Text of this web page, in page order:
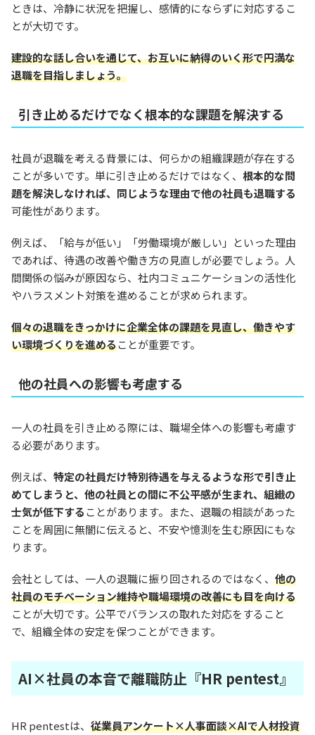
ときは、冷静に状況を把握し、感情的にならずに対応するこ
とが大切です。
建設的な話し合いを通じて、お互いに納得のいく形で円満な
退職を目指しましょう。
引き止めるだけでなく根本的な課題を解決する
社員が退職を考える背景には、何らかの組織課題が存在する
ことが多いです。単に引き止めるだけではなく、 根本的な問
題を解決しなければ、同じような理由で他の社員も退職する
可能性があります。
例えば、「給与が低い」「労働環境が厳しい」といった理由
であれば、待遇の改善や働き方の見直しが必要でしょう。人
間関係の悩みが原因なら、社内コミュニケーションの活性化
やハラスメント対策を進めることが求められます。
個々の退職をきっかけに企業全体の課題を見直し、働きやす
い環境づくりを進めることが重要です。
他の社員への影響も考慮する
一人の社員を引き止める際には、職場全体への影響も考慮す
る必要があります。
例えば、 特定の社員だけ特別待遇を与えるような形で引き止
めてしまうと、他の社員との間に不公平感が生まれ、組織の
士気が低下することがあります。また、退職の相談があった
ことを周囲に無闇に伝えると、不安や憶測を生む原因にもな
ります。
会社としては、一人の退職に振り回されるのではなく、 他の
社員のモチベーション維持や職場環境の改善にも目を向ける
ことが大切です。公平でバランスの取れた対応をすること
で、組織全体の安定を保つことができます。
AI×社員の本音で離職防止『HR pentest』
HR pentestは、 従業員アンケート×人事面談×AIで人材投資